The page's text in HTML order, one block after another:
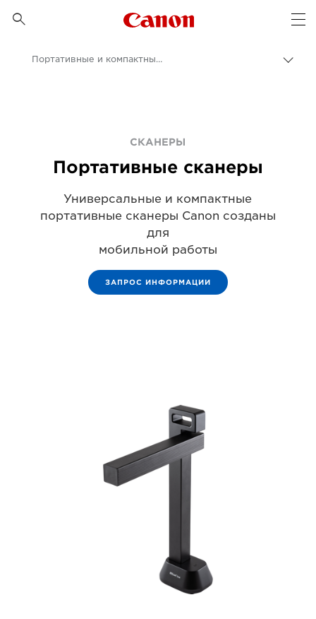

Canon Logo, back to
Продукты и решения для бизнеса
Сканеры для дома и офиса
Портативные и компактные сканеры
СКАНЕРЫ
Портативные сканеры
Универсальные и компактные
портативные сканеры Canon созданы
для
мобильной работы
ЗАПРОС ИНФОРМАЦИИ